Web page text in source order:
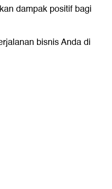
dampak positif bagi
bisnis Anda di